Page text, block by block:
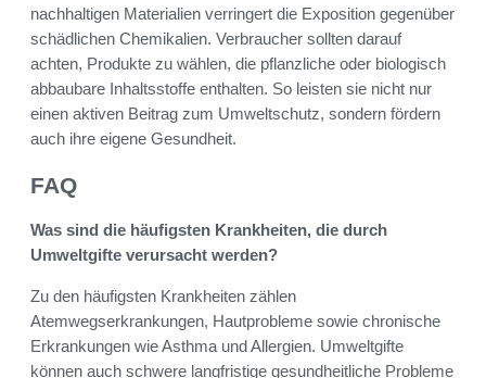
nachhaltigen Materialien verringert die Exposition gegenüber
schädlichen Chemikalien. Verbraucher sollten darauf
achten, Produkte zu wählen, die pflanzliche oder biologisch
abbaubare Inhaltsstoffe enthalten. So leisten sie nicht nur
einen aktiven Beitrag zum Umweltschutz, sondern fördern
auch ihre eigene Gesundheit.
FAQ
Was sind die häufigsten Krankheiten, die durch
Umweltgifte verursacht werden?
Zu den häufigsten Krankheiten zählen
Atemwegserkrankungen, Hautprobleme sowie chronische
Erkrankungen wie Asthma und Allergien. Umweltgifte
können auch schwere langfristige gesundheitliche Probleme